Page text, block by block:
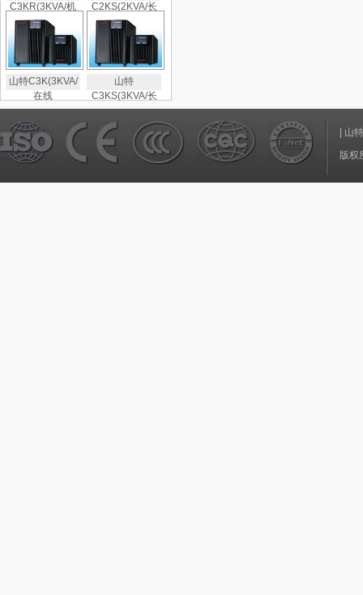
C3KR(3KVA/机
C2KS(2KVA/长
山特C3K(3KVA/
在线
山特
C3KS(3KVA/长
山
版权